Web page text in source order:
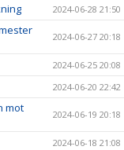
2024-06-28 21:50
2024-06-27 20:18
2024-06-25 20:08
2024-06-20 22:42
mot
2024-06-19 20:18
2024-06-18 21:08